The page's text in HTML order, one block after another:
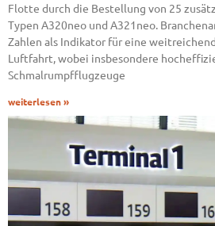
Flotte durch die Bestellung von 25
Typen A320neo und A321neo.
Zahlen als Indikator für eine
Luftfahrt, wobei insbesondere
Schmalrumpfflugzeuge
weiterlesen »